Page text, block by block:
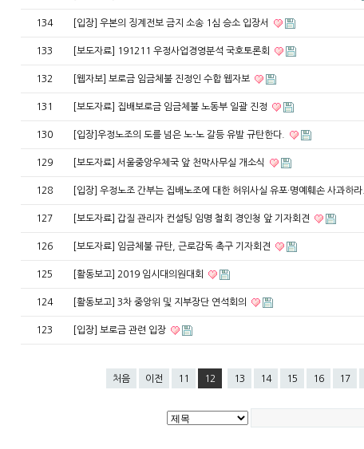
134 [입장] 우본의 징계전보 금지 소송 1심 승소 입장서
133 [보도자료] 191211 우정사업경영분석 국호토론회
132 [웹자보] 보로금 임금체불 진정인 수합 웹자보
131 [보도자료] 집배보로금 임금체불 노동부 일괄 진정
130 [입장]우정노조의 도를 넘은 노-노 갈등 유발 규탄한다.
129 [보도자료] 서울중앙우체국 앞 천막사무실 개소식
128 [입장] 우정노조 간부는 집배노조에 대한 허위사실 유포·명예훼손 사과하라.
127 [보도자료] 갑질 관리자 컨설팅 임명 철회 경인청 앞 기자회견
126 [보도자료] 임금체불 규탄, 근로감독 촉구 기자회견
125 [활동보고] 2019 임시대의원대회
124 [활동보고] 3차 중앙위 및 지부장단 연석회의
123 [입장] 보로금 관련 입장
처음 이전 11 12 13 14 15 16 17